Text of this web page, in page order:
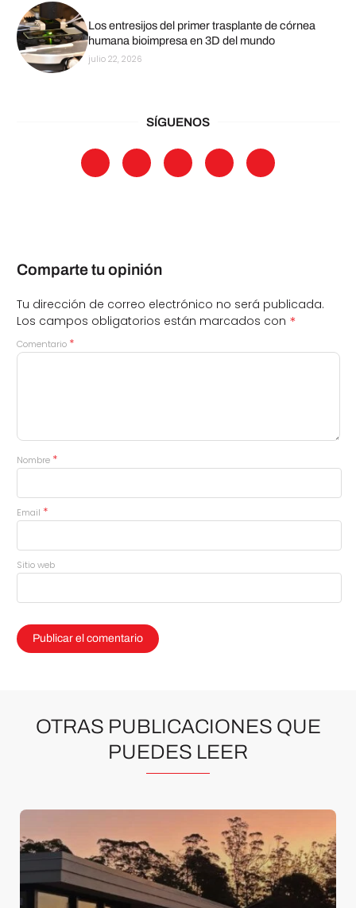
Los entresijos del primer trasplante de córnea
humana bioimpresa en 3D del mundo
julio 22, 2026
SÍGUENOS
Comparte tu opinión
Tu dirección de correo electrónico no será publicada.
Los campos obligatorios están marcados con *
Comentario *
Nombre *
Email *
Sitio web
OTRAS PUBLICACIONES QUE
PUEDES LEER